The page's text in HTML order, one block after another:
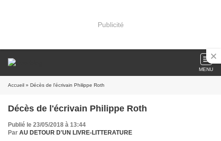
Publicité
MENU
Accueil » Décès de l'écrivain Philippe Roth
Décès de l'écrivain Philippe Roth
Publié le 23/05/2018 à 13:44
Par AU DETOUR D'UN LIVRE-LITTERATURE